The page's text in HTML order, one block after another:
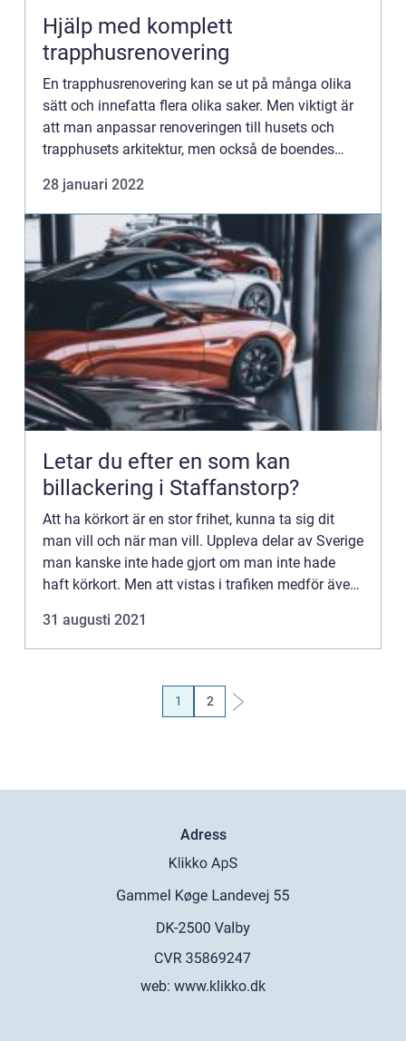
Hjälp med komplett
trapphusrenovering
En trapphusrenovering kan se ut på många olika
sätt och innefatta flera olika saker. Men viktigt är
att man anpassar renoveringen till husets och
trapphusets arkitektur, men också de boendes
renoveringen bi...
28 januari 2022
Letar du efter en som kan
billackering i Staffanstorp?
Att ha körkort är en stor frihet, kunna ta sig dit
man vill och när man vill. Uppleva delar av Sverige
man kanske inte hade gjort om man inte hade
haft körkort. Men att vistas i trafiken medför även
31 augusti 2021
1 2
Adress
web: www.klikko.dk